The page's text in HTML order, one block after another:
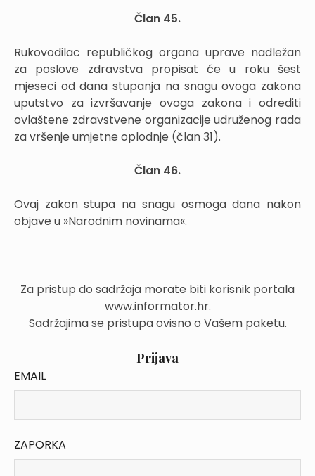
Član 45.
Rukovodilac republičkog organa uprave nadležan
za poslove zdravstva propisat će u roku šest
mjeseci od dana stupanja na snagu ovoga zakona
uputstvo za izvršavanje ovoga zakona i odrediti
ovlaštene zdravstvene organizacije udruženog rada
za vršenje umjetne oplodnje (član 31).
Član 46.
Ovaj zakon stupa na snagu osmoga dana nakon
objave u »Narodnim novinama«.
Za pristup do sadržaja morate biti korisnik portala
www.informator.hr.
Sadržajima se pristupa ovisno o Vašem paketu.
Prijava
EMAIL
ZAPORKA